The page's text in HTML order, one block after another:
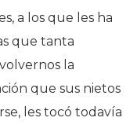
a los que les ha
que tanta
la
que sus nietos
les tocó todavía